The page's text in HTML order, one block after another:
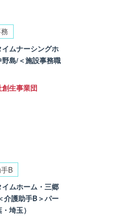
イムナーシングホ
野島/＜施設事務職
生事業団
B
イムホーム・三郷
介護助手B＞パー
埼玉）